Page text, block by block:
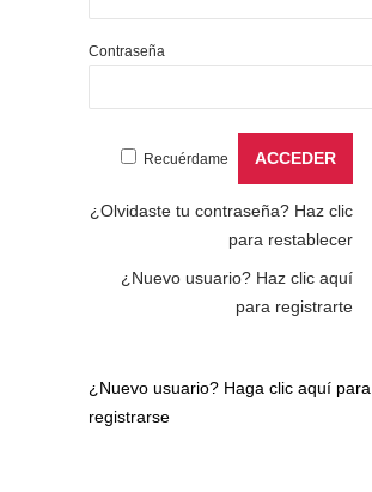
Contraseña
Recuérdame
¿Olvidaste tu contraseña? Haz clic
para restablecer
¿Nuevo usuario? Haz clic aquí
para registrarte
¿Nuevo usuario? Haga clic aquí para
registrarse